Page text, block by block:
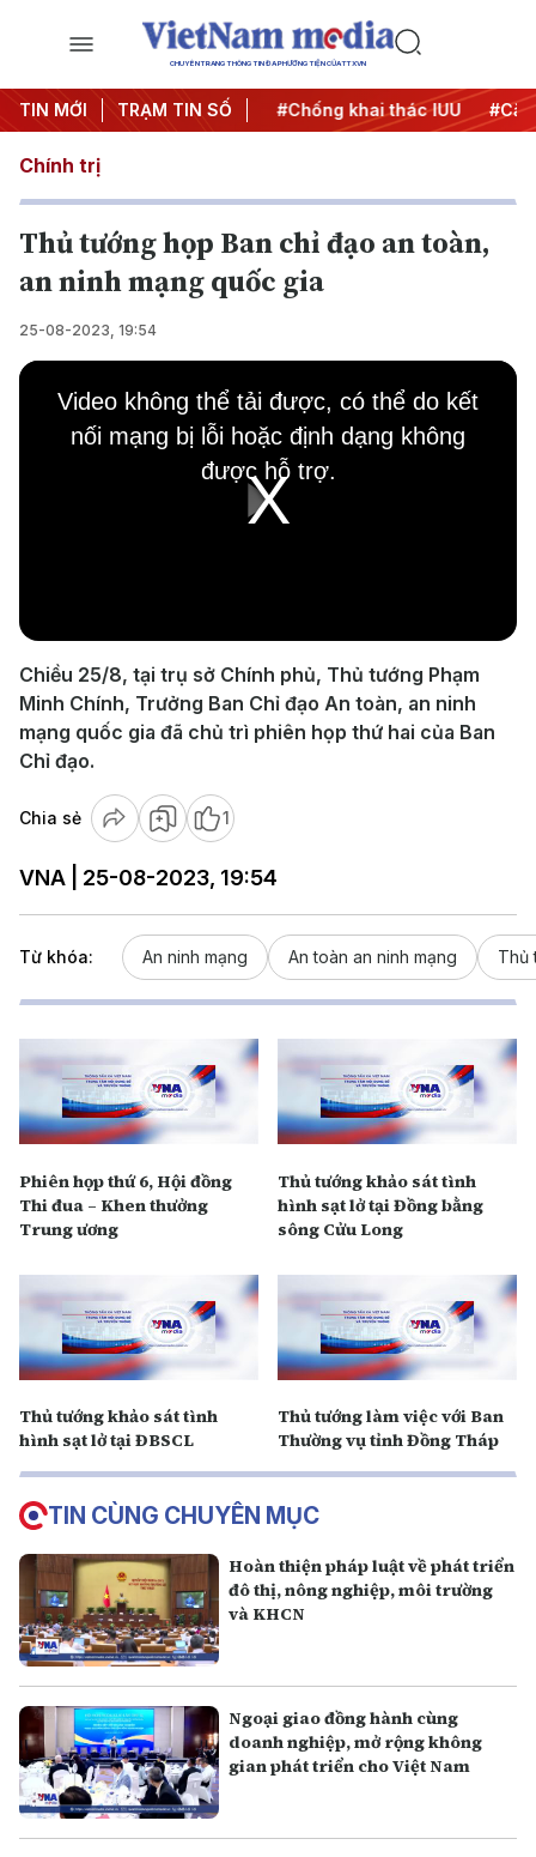
CHUYÊN TRANG THÔNG TIN ĐA PHƯƠNG TIỆN CỦA TTXVN
TIN MỚI TRẠM TIN SỐ
#Chiến dịch 500 ngày đêm #Chống khai thác IUU
Chính trị
Thủ tướng họp Ban chỉ đạo an toàn,
an ninh mạng quốc gia
25-08-2023, 19:54
Play
Video
This
window.
Video không thể tải được, có thể do kết
nối mạng bị lỗi hoặc định dạng không
được hỗ trợ.
Chiều 25/8, tại trụ sở Chính phủ, Thủ tướng Phạm
Minh Chính, Trưởng Ban Chỉ đạo An toàn, an ninh
mạng quốc gia đã chủ trì phiên họp thứ hai của Ban
Chỉ đạo.
Chia sẻ 1
VNA | 25-08-2023, 19:54
Từ khóa: An ninh mạng An toàn an ninh mạng Thủ
Phiên họp thứ 6, Hội đồng
Thi đua – Khen thưởng
Trung ương
Thủ tướng khảo sát tình
hình sạt lở tại Đồng bằng
sông Cửu Long
Thủ tướng khảo sát tình
hình sạt lở tại ĐBSCL
Thủ tướng làm việc với Ban
Thường vụ tỉnh Đồng Tháp
TIN CÙNG CHUYÊN MỤC
Hoàn thiện pháp luật về phát triển
đô thị, nông nghiệp, môi trường
và KHCN
Ngoại giao đồng hành cùng
doanh nghiệp, mở rộng không
gian phát triển cho Việt Nam